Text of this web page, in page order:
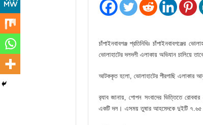
চাঁপাইনবাবগঞ্জ প্রতিনিধিঃ
ভোলাহাটের দলদলী এলাকায় অভিযান চালিয়ে
আটককৃত হলো, ভোলাহাটের পীরগাছি এলাকার
র‌্যাব জানায়, গোপন সংবাদের ভিত্তিতে
একটি দল। এসময় তুষার আহমেদকে দুইটি ৭.৬৫